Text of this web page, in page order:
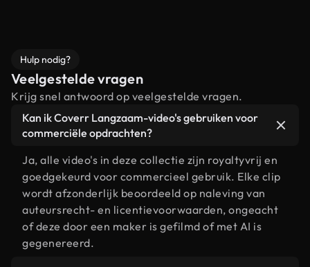
Hulp nodig?
Veelgestelde vragen
Krijg snel antwoord op veelgestelde vragen.
Kan ik Coverr Langzaam-video's gebruiken voor
commerciële opdrachten?
Ja, alle video's in deze collectie zijn royaltyvrij en
goedgekeurd voor commercieel gebruik. Elke clip
wordt afzonderlijk beoordeeld op naleving van
auteursrecht- en licentievoorwaarden, ongeacht
of deze door een maker is gefilmd of met AI is
gegenereerd.